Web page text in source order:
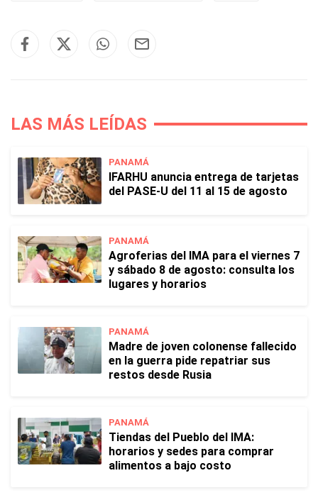
LAS MÁS LEÍDAS
PANAMÁ
IFARHU anuncia entrega de tarjetas
del PASE-U del 11 al 15 de agosto
PANAMÁ
Agroferias del IMA para el viernes 7
y sábado 8 de agosto: consulta los
lugares y horarios
PANAMÁ
Madre de joven colonense fallecido
en la guerra pide repatriar sus
restos desde Rusia
PANAMÁ
Tiendas del Pueblo del IMA:
horarios y sedes para comprar
alimentos a bajo costo